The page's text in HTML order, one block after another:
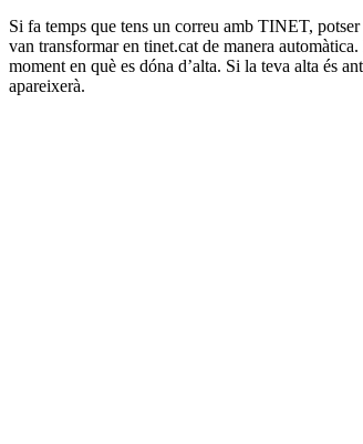
Si fa temps que tens un correu amb TINET,
van transformar en tinet.cat de manera
moment en què es dóna d’alta. Si la teva alta és
apareixerà.